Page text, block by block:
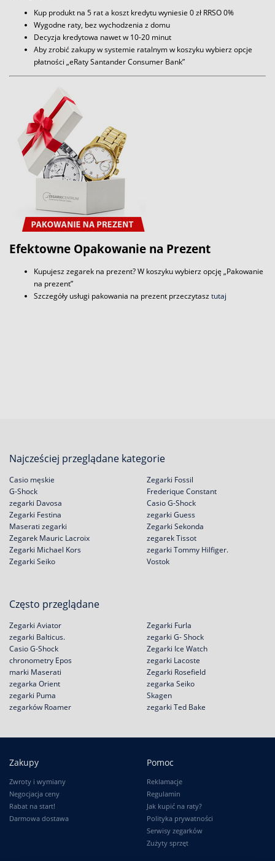
Kup produkt na 5 rat a koszt kredytu wyniesie 0 zł RRSO 0%
Wygodne raty, bez wychodzenia z domu
Decyzja kredytowa nawet w 10-20 minut
Aby zrobić zakupy w systemie ratalnym w koszyku wybierz opcje
płatności „eRaty Santander Consumer Bank”
Efektowne Opakowanie na Prezent
Kupujesz zegarek na prezent? W koszyku wybierz opcję „Pakowanie
na prezent”
Szczegóły usługi pakowania na prezent przeczytasztutaj
Najcześciej przeglądane kategorie
Casio męskie
G-Shock
zegarki Davosa
Zegarki Festina
Zegarki Fossil
Frederique Constant
Casio G-Shock
zegarki Guess
Maserati zegarki
Zegarek Mauric Lacroix
Zegarki Michael Kors
Zegarki Seiko
Zegarki Sekonda
zegarek Tissot
zegarki Tommy Hilfiger.
Vostok
Często przeglądane
Zegarki Aviator
zegarki Balticus.
Casio G-Shock
chronometry Epos
Zegarki Furla
zegarki G- Shock
Zegarki Ice Watch
zegarki Lacoste
marki Maserati
zegarka Orient
zegarki Puma
zegarków Roamer
Zegarki Rosefield
zegarka Seiko
Skagen
zegarki Ted Bake
Zakupy
Zwroty i wymiany
Negocjacja ceny
Rabat na start!
Darmowa dostawa
Pomoc
Reklamacje
Regulamin
Jak kupić na raty?
Polityka prywatności
Serwisy zegarków
Zużyty sprzęt